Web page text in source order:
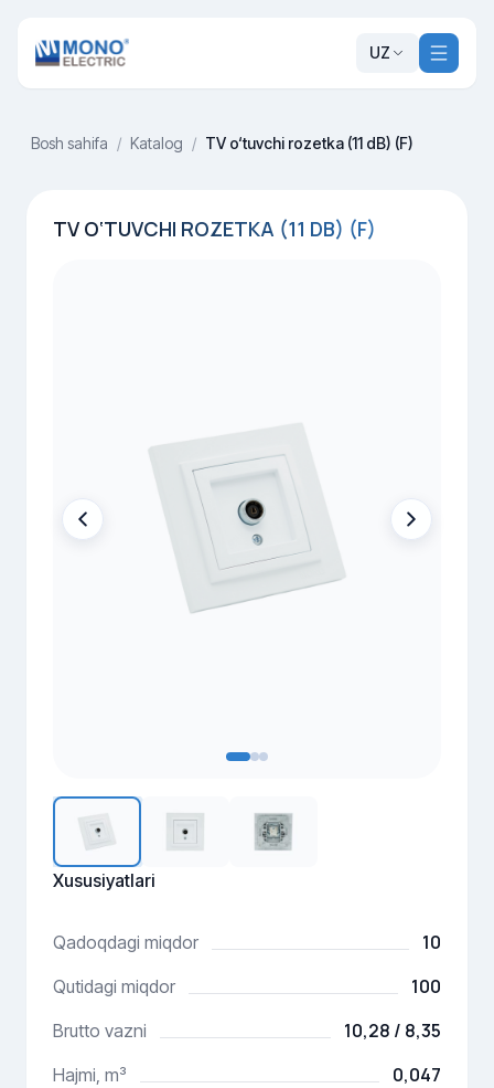
UZ
Bosh sahifa / Katalog / TV o‘tuvchi rozetka (11 dB) (F)
TV O‘TUVCHI ROZETKA (11 DB) (F)
Xususiyatlari
Qadoqdagi miqdor 10
Qutidagi miqdor 100
Brutto vazni 10,28 / 8,35
Hajmi, m³ 0,047